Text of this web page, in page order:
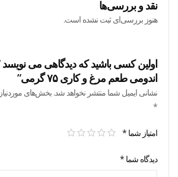
نقد و بررسی‌ها
هنوز بررسی‌ای ثبت نشده است.
اولین کسی باشید که دیدگاهی می
اندومی طعم مرغ و کاری ۷۵ گرمی”
نشانی ایمیل شما منتشر نخواهد شد. بخش‌های
*
امتیاز شما *
دیدگاه شما *